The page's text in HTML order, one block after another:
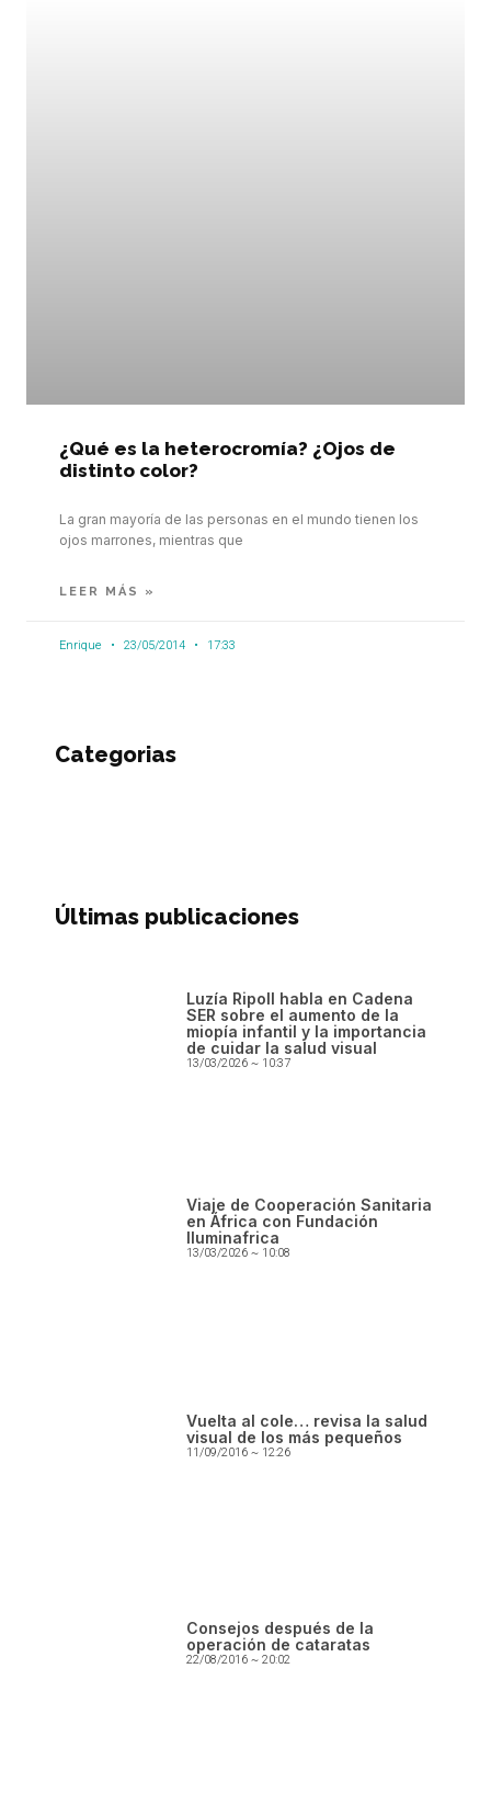
¿Qué es la heterocromía? ¿Ojos de
distinto color?
La gran mayoría de las personas en el mundo tienen los
ojos marrones, mientras que
LEER MÁS »
Enrique 23/05/2014 17:33
Categorias
Últimas publicaciones
Luzía Ripoll habla en Cadena
SER sobre el aumento de la
miopía infantil y la importancia
de cuidar la salud visual
13/03/2026 10:37
Viaje de Cooperación Sanitaria
en África con Fundación
Iluminafrica
13/03/2026 10:08
Vuelta al cole… revisa la salud
visual de los más pequeños
11/09/2016 12:26
Consejos después de la
operación de cataratas
22/08/2016 20:02